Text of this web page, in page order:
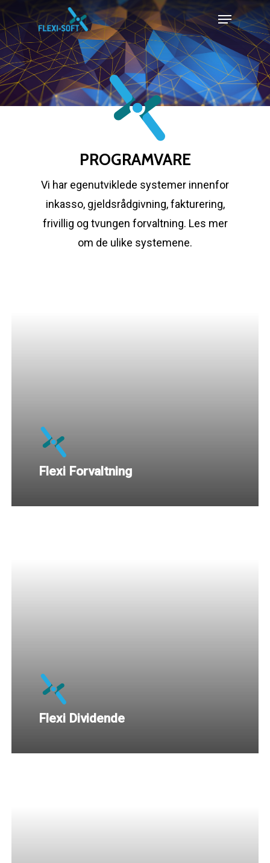
Skip
to
main
content
Menu
PROGRAMVARE
Vi har egenutviklede systemer innenfor
inkasso, gjeldsrådgivning, fakturering,
frivillig og tvungen forvaltning. Les mer
om de ulike systemene.
Flexi Forvaltning
Flexi Dividende
Close
Menu